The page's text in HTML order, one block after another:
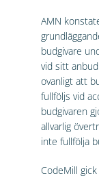
AMN
budgivare
vid sitt
ovanligt att
fullföljs vid
budgivaren
allvarlig
inte fullfölja
CodeMill